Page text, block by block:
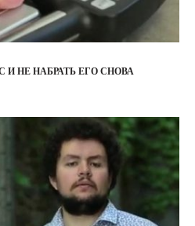
НЕ НАБРАТЬ ЕГО СНОВА